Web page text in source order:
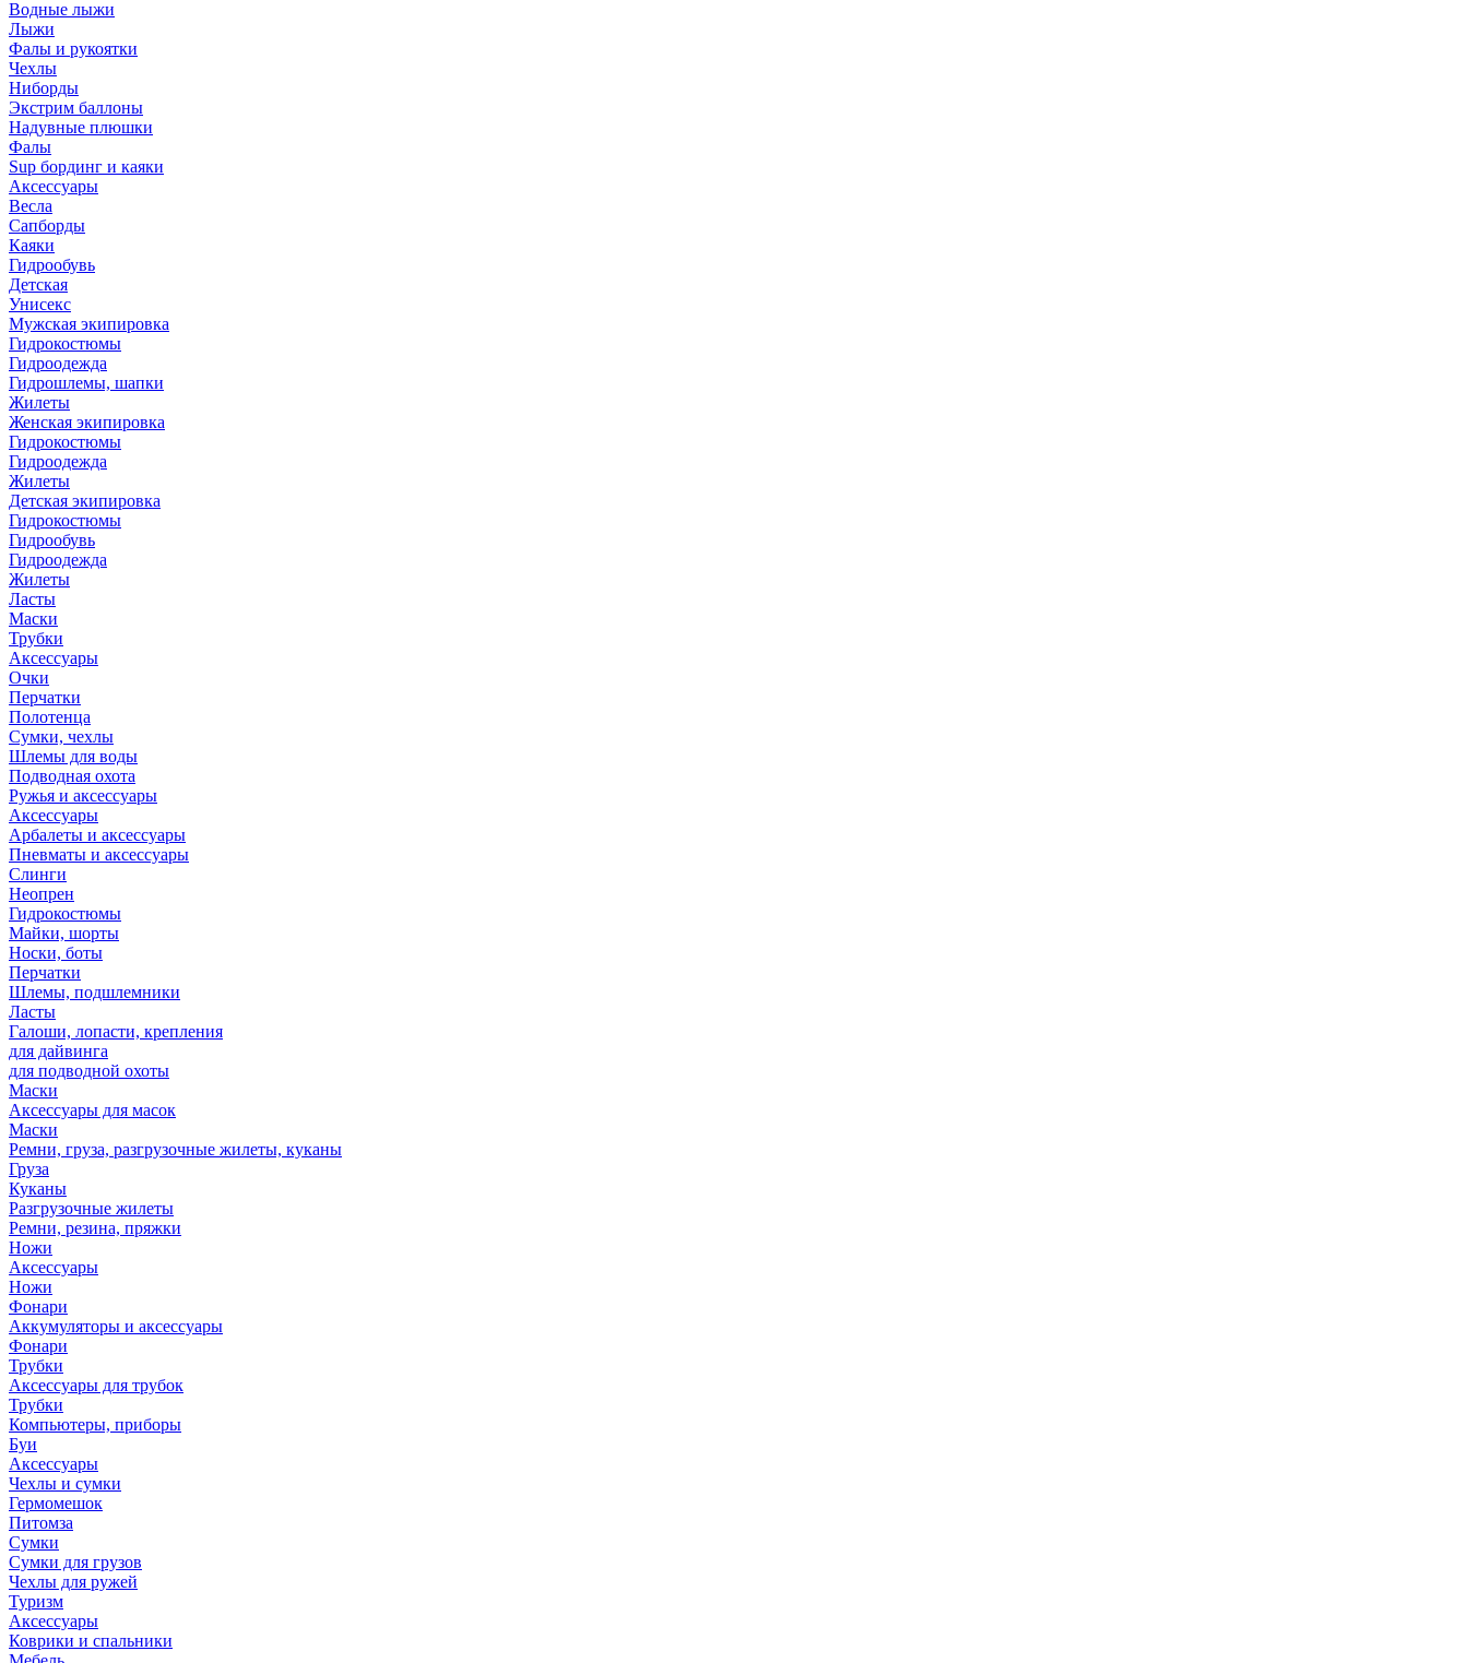
Водные лыжи
Лыжи
Фалы и рукоятки
Чехлы
Ниборды
Экстрим баллоны
Надувные плюшки
Фалы
Sup бординг и каяки
Аксессуары
Весла
Сапборды
Каяки
Гидрообувь
Детская
Унисекс
Мужская экипировка
Гидрокостюмы
Гидроодежда
Гидрошлемы, шапки
Жилеты
Женская экипировка
Гидрокостюмы
Гидроодежда
Жилеты
Детская экипировка
Гидрокостюмы
Гидрообувь
Гидроодежда
Жилеты
Ласты
Маски
Трубки
Аксессуары
Очки
Перчатки
Полотенца
Сумки, чехлы
Шлемы для воды
Подводная охота
Ружья и аксессуары
Аксессуары
Арбалеты и аксессуары
Пневматы и аксессуары
Слинги
Неопрен
Гидрокостюмы
Майки, шорты
Носки, боты
Перчатки
Шлемы, подшлемники
Ласты
Галоши, лопасти, крепления
для дайвинга
для подводной охоты
Маски
Аксессуары для масок
Маски
Ремни, груза, разгрузочные жилеты, куканы
Груза
Куканы
Разгрузочные жилеты
Ремни, резина, пряжки
Ножи
Аксессуары
Ножи
Фонари
Аккумуляторы и аксессуары
Фонари
Трубки
Аксессуары для трубок
Трубки
Компьютеры, приборы
Буи
Аксессуары
Чехлы и сумки
Гермомешок
Питомза
Сумки
Сумки для грузов
Чехлы для ружей
Туризм
Аксессуары
Коврики и спальники